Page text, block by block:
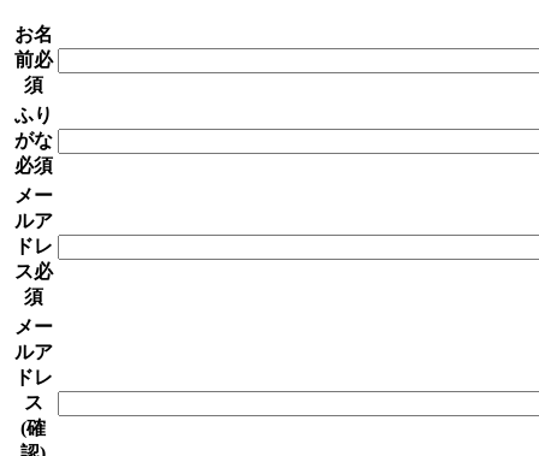
お名
前必
須
ふり
がな
必須
メー
ルア
ドレ
ス必
須
メー
ルア
ドレ
ス
(確